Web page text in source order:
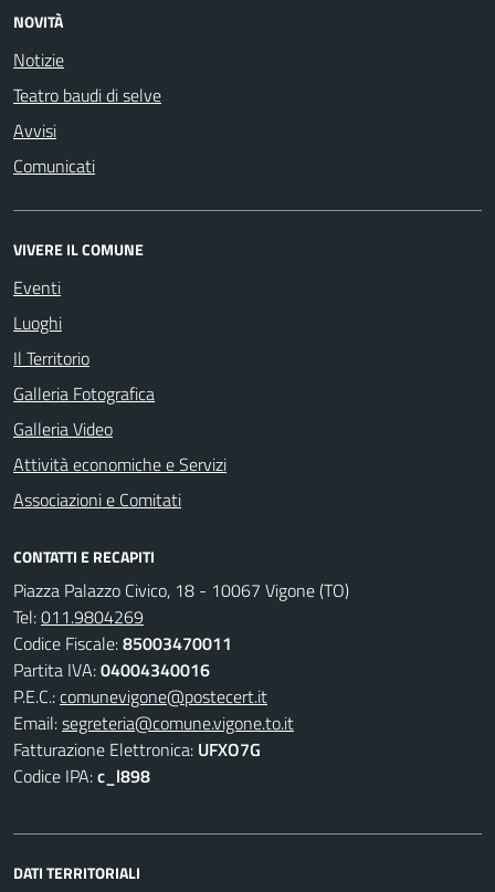
NOVITÀ
Notizie
Teatro baudi di selve
Avvisi
Comunicati
VIVERE IL COMUNE
Eventi
Luoghi
Il Territorio
Galleria Fotografica
Galleria Video
Attività economiche e Servizi
Associazioni e Comitati
CONTATTI E RECAPITI
Piazza Palazzo Civico, 18 - 10067 Vigone (TO)
Tel:011.9804269
Codice Fiscale:85003470011
Partita IVA:04004340016
P.E.C.:comunevigone@postecert.it
Email:segreteria@comune.vigone.to.it
Fatturazione Elettronica: UFXO7G
Codice IPA:c_l898
DATI TERRITORIALI